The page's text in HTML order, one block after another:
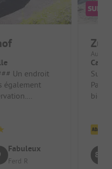
également
Fabuleux
Ferd R
bien-
8.9